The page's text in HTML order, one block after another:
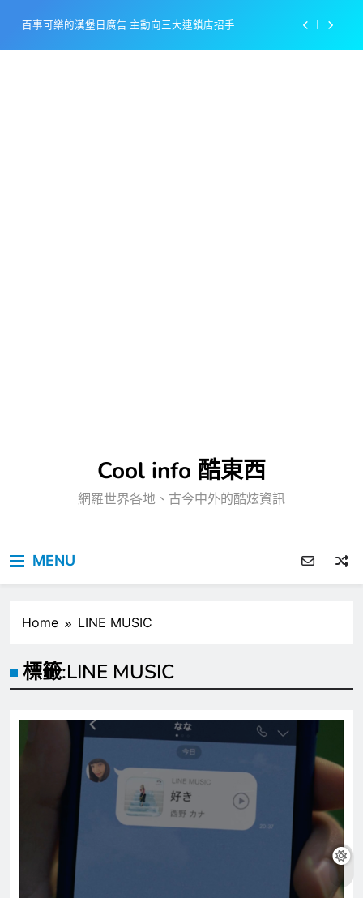
content
百事可樂的漢堡日廣告 主動向三大連鎖店招手
Cool info 酷東西
網羅世界各地、古今中外的酷炫資訊
MENU
Home LINE MUSIC
標籤:LINE MUSIC